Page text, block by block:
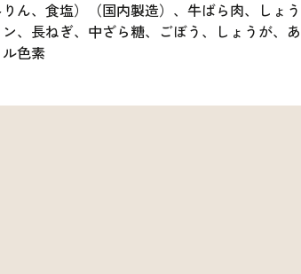
、食塩）（国内製造）、牛ばら肉、しょ
、長ねぎ、中ざら糖、ごぼう、しょうが、
色素